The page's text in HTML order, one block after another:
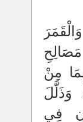
مَصَالِحِ
مِنْ
وَذَلَّلَ
فِي